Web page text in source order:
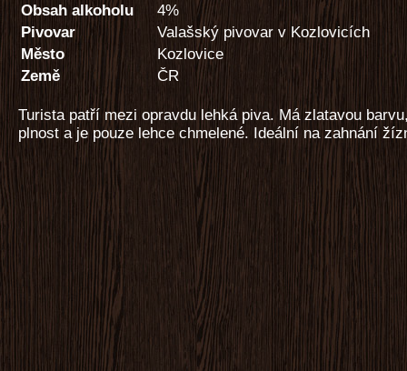
Obsah alkoholu
4%
Pivovar
Valašský pivovar v Kozlovicích
Město
Kozlovice
Země
ČR
Turista patří mezi opravdu lehká piva. Má zlatavou
plnost a je pouze lehce chmelené. Ideální na zahnání